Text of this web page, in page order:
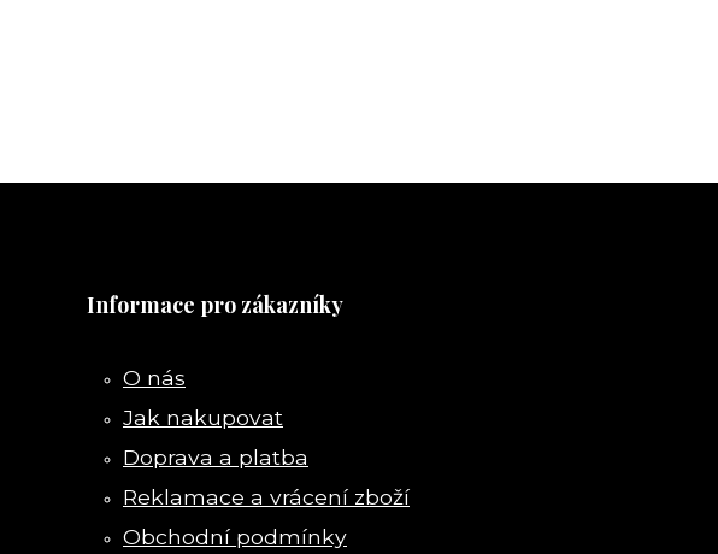
Informace pro zákazníky
O nás
Jak nakupovat
Doprava a platba
Reklamace a vrácení zboží
Obchodní podmínky